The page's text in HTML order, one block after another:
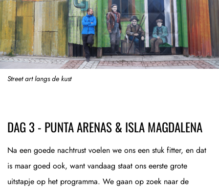
Street art langs de kust
DAG 3 - PUNTA ARENAS & ISLA MAGDALENA
Na een goede nachtrust voelen we ons een stuk fitter, en dat
is maar goed ook, want vandaag staat ons eerste grote
uitstapje op het programma. We gaan op zoek naar de